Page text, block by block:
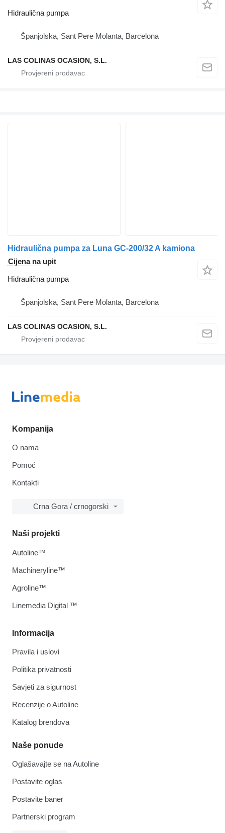
Hidraulična pumpa
Španjolska, Sant Pere Molanta, Barcelona
LAS COLINAS OCASION, S.L.
Hidraulična pumpa za Luna GC-200/32 A kamiona
Cijena na upit
Hidraulična pumpa
Španjolska, Sant Pere Molanta, Barcelona
LAS COLINAS OCASION, S.L.
Kompanija
O nama
Pomoć
Kontakti
Crna Gora / crnogorski
Informacija
Pravila i uslovi
Politika privatnosti
Savjeti za sigurnost
Recenzije o Autoline
Katalog brendova
Naše ponude
Oglašavajte se na Autoline
Postavite oglas
Postavite baner
Partnerski program
Naši projekti
Autoline™
Machineryline™
Agroline™
Linemedia Digital ™